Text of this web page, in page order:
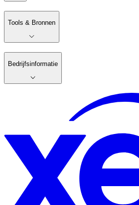
Tools & Bronnen
Bedrijfsinformatie